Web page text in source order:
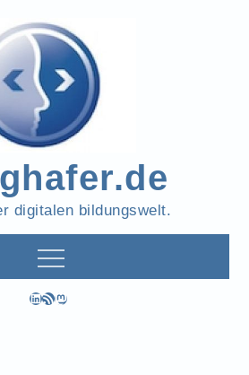
digitalen bildungswelt.
LinkedIn
RSS-FeedMastodon